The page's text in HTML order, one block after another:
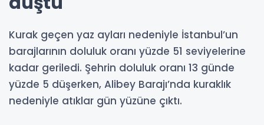
Kurak geçen yaz ayları nedeniyle İstanbul’un
barajlarının doluluk oranı yüzde 51 seviyelerine
kadar geriledi. Şehrin doluluk oranı 13 günde
yüzde 5 düşerken, Alibey Barajı’nda kuraklık
nedeniyle atıklar gün yüzüne çıktı.